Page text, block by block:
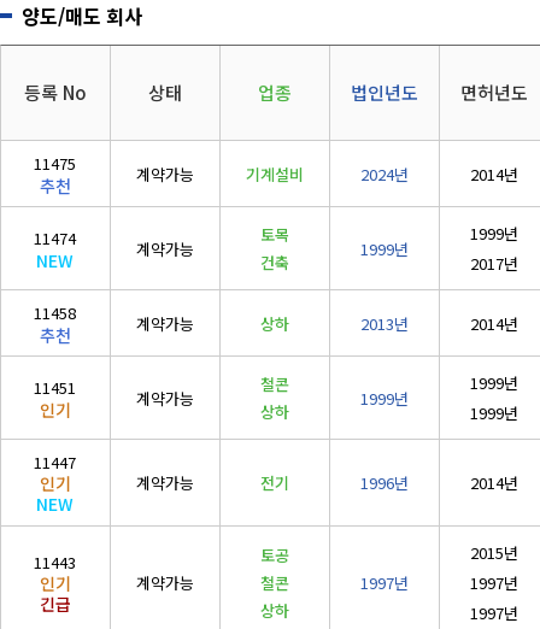
철근·콘크리트공사업
(
철콘 )
구조물해체·비계공사업
상·하수도설비공사업
(
철도·궤도공사업
(
(
철강구조물 )
(
준설
승강기·삭도공사업
(
승강기 / 삭도
기계가스설비공사
)
시설물
(
자연휴양림
부동산개발
공법인
기타
5년법인
양도/매도 회사
등록 No 상태 업종 법인년도 면허년도
11475
추천 계약가능 기계설비 2024년 2014년
11474
NEW 계약가능
토목
건축
1999년
1999년
2017년
11458
추천 계약가능 상하 2013년 2014년
11451
인기 계약가능
철콘
상하
1999년
1999년
1999년
11447
인기
NEW
계약가능 전기 1996년 2014년
11443
인기
긴급
계약가능
토공
철콘
상하
1997년
2015년
1997년
1997년